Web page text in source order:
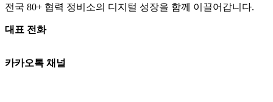
전국 80+ 협력 정비소의 디지털 성장을 함께 이끌어갑니다.
대표 전화
카카오톡 채널